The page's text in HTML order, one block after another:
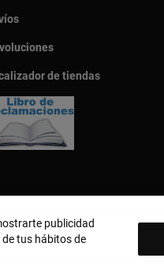
de tiendas
País y moneda:
publicidad
tus hábitos de